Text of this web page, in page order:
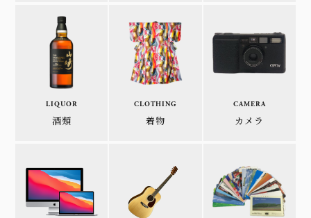
LIQUOR
酒類
CLOTHING
着物
CAMERA
カメラ